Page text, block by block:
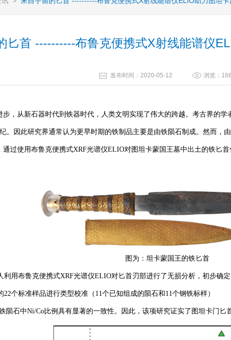
匕首 ----------布鲁克便携式X射线能谱仪
发布时间：2020-05-12 浏览：
从新石器时代到铁器时代，人类文明实现了伟大的跨越。考古界的学
。因此研究界通常认为更早时期的铁制品主要是由铁陨石制成。然而，
过使用布鲁克便携式XRF光谱仪ELIO对图坦卡蒙国王墓中出土的铁匕
图为：坦卡蒙国王的铁匕首
布鲁克便携式XRF光谱仪ELIO对匕首刃部进行了无损分析，初步确定
个标准样品进行类型校准（11个已知组成的陨石和11个钢铁标样）
石中Ni/Co比例具有显著的一致性。因此，该项研究证实了图坦卡门匕